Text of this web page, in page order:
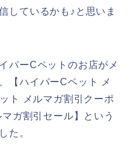
しているかも♪と思いま
パーCペットのお店がメ
【ハイパーCペット メ
ト メルマガ割引クーポ
ガ割引セール】という
た。